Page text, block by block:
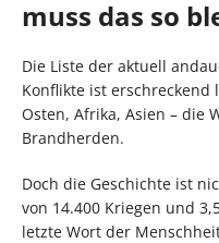
muss das so
Die Liste der aktuell
Konflikte ist erschreckend
Osten, Afrika, Asien – die
Brandherden.
Doch die Geschichte ist
von 14.400 Kriegen und
letzte Wort der